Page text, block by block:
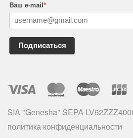
Ваш e-mail*
Подписаться
SIA "Genesha" SEPA
политика конфиденциальности